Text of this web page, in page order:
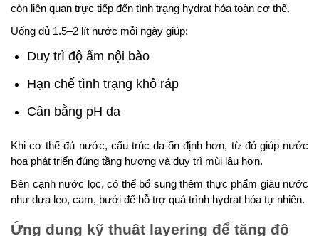
còn liên quan trực tiếp đến tình trạng hydrat hóa toàn cơ thể.
Uống đủ 1.5–2 lít nước mỗi ngày giúp:
Duy trì độ ẩm nội bào
Hạn chế tình trạng khô ráp
Cân bằng pH da
Khi cơ thể đủ nước, cấu trúc da ổn định hơn, từ đó giúp nước
hoa phát triển đúng tầng hương và duy trì mùi lâu hơn.
Bên cạnh nước lọc, có thể bổ sung thêm thực phẩm giàu nước
như dưa leo, cam, bưởi để hỗ trợ quá trình hydrat hóa tự nhiên.
Ứng dụng kỹ thuật layering để tăng độ